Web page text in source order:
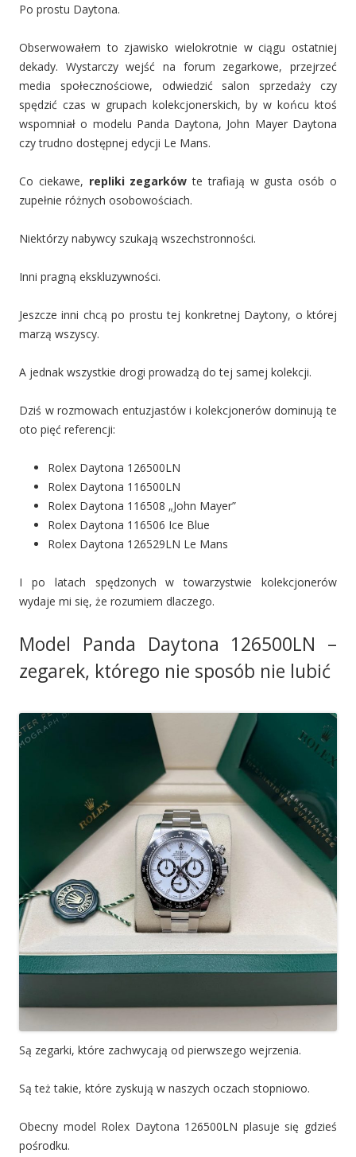
Po prostu Daytona.
Obserwowałem to zjawisko wielokrotnie w ciągu ostatniej
dekady. Wystarczy wejść na forum zegarkowe, przejrzeć
media społecznościowe, odwiedzić salon sprzedaży czy
spędzić czas w grupach kolekcjonerskich, by w końcu ktoś
wspomniał o modelu Panda Daytona, John Mayer Daytona
czy trudno dostępnej edycji Le Mans.
Co ciekawe, repliki zegarków te trafiają w gusta osób o
zupełnie różnych osobowościach.
Niektórzy nabywcy szukają wszechstronności.
Inni pragną ekskluzywności.
Jeszcze inni chcą po prostu tej konkretnej Daytony, o której
marzą wszyscy.
A jednak wszystkie drogi prowadzą do tej samej kolekcji.
Dziś w rozmowach entuzjastów i kolekcjonerów dominują te
oto pięć referencji:
Rolex Daytona 126500LN
Rolex Daytona 116500LN
Rolex Daytona 116508 „John Mayer”
Rolex Daytona 116506 Ice Blue
Rolex Daytona 126529LN Le Mans
I po latach spędzonych w towarzystwie kolekcjonerów
wydaje mi się, że rozumiem dlaczego.
Model Panda Daytona 126500LN –
zegarek, którego nie sposób nie lubić
Są zegarki, które zachwycają od pierwszego wejrzenia.
Są też takie, które zyskują w naszych oczach stopniowo.
Obecny model Rolex Daytona 126500LN plasuje się gdzieś
pośrodku.